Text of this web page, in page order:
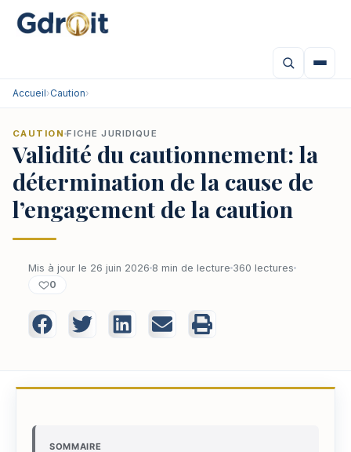
Accueil›Caution›
CAUTION FICHE JURIDIQUE
Validité du cautionnement: la
détermination de la cause de
l’engagement de la caution
Mis à jour le 26 juin 2026 8 min de lecture 360 lectures
0
SOMMAIRE